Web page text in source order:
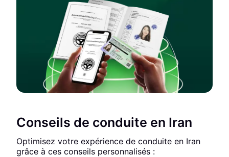
Conseils de conduite en Iran
Optimisez votre expérience de conduite en Iran
grâce à ces conseils personnalisés :